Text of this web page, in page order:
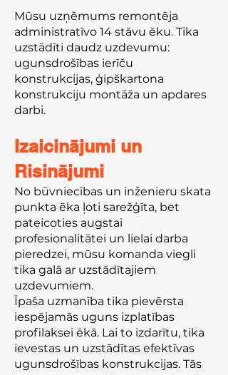
Mūsu uzņēmums remontēja
administratīvo 14 stāvu ēku. Tika
uzstādīti daudz uzdevumu:
ugunsdrošības ierīču
konstrukcijas, ģipškartona
konstrukciju montāža un apdares
darbi.
Izaicinājumi un
Risinājumi
No būvniecības un inženieru skata
punkta ēka ļoti sarežģīta, bet
pateicoties augstai
profesionalitātei un lielai darba
pieredzei, mūsu komanda viegli
tika galā ar uzstādītajiem
uzdevumiem.
Īpaša uzmanība tika pievērsta
iespējamās uguns izplatības
profilaksei ēkā. Lai to izdarītu, tika
ievestas un uzstādītas efektīvas
ugunsdrošības konstrukcijas. Tās